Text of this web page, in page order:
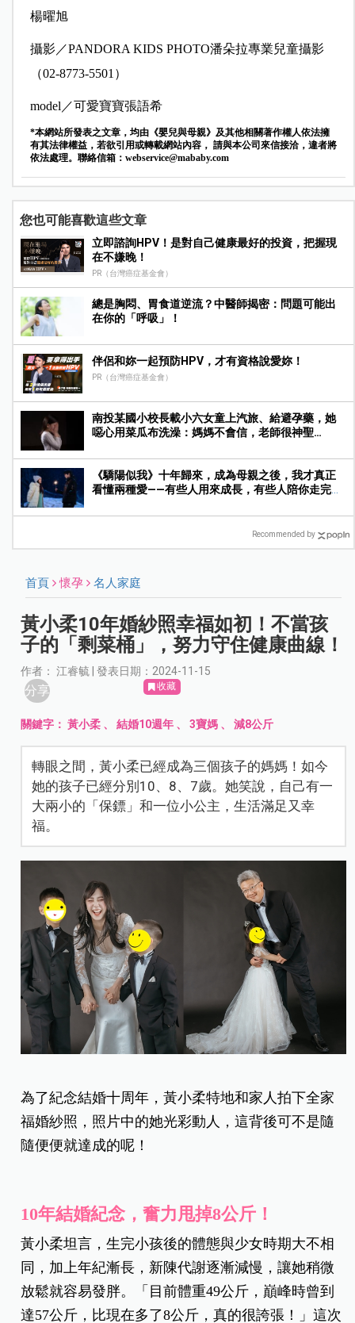
楊曜旭
攝影／PANDORA KIDS PHOTO潘朵拉專業兒童攝影
（02-8773-5501）
model／可愛寶寶張語希
*本網站所發表之文章，均由《嬰兒與母親》及其他相關著作權人依法擁
有其法律權益，若欲引用或轉載網站內容， 請與本公司來信接洽，違者將
依法處理。聯絡信箱： webservice@mababy.com
您也可能喜歡這些文章
立即諮詢HPV！是對自己健康最好的投資，把握現
在不嫌晚！
PR（台灣癌症基金會）
總是胸悶、胃食道逆流？中醫師揭密：問題可能出
在你的「呼吸」！
伴侶和妳一起預防HPV，才有資格說愛妳！
PR（台灣癌症基金會）
南投某國小校長載小六女童上汽旅、給避孕藥，她
噁心用菜瓜布洗澡：媽媽不會信，老師很神聖…
《驕陽似我》十年歸來，成為母親之後，我才真正
看懂兩種愛——有些人用來成長，有些人陪你走完人
Recommended by
首頁 懷孕 名人家庭
黃小柔10年婚紗照幸福如初！不當孩
子的「剩菜桶」，努力守住健康曲線！
作者： 江睿毓 | 發表日期：2024-11-15
分享 收藏
關鍵字：黃小柔 、結婚10週年 、3寶媽 、減8公斤
轉眼之間，黃小柔已經成為三個孩子的媽媽！如今
她的孩子已經分別10、8、7歲。她笑說，自己有一
大兩小的「保鏢」和一位小公主，生活滿足又幸
福。
為了紀念結婚十周年，黃小柔特地和家人拍下全家
福婚紗照，照片中的她光彩動人，這背後可不是隨
隨便便就達成的呢！
10年結婚紀念，奮力甩掉8公斤！
黃小柔坦言，生完小孩後的體態與少女時期大不相
同，加上年紀漸長，新陳代謝逐漸減慢，讓她稍微
放鬆就容易發胖。「目前體重49公斤，巔峰時曾到
達57公斤，比現在多了8公斤，真的很誇張！」這次